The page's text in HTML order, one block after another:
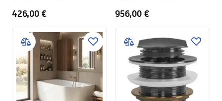
426,00 € 956,00 €